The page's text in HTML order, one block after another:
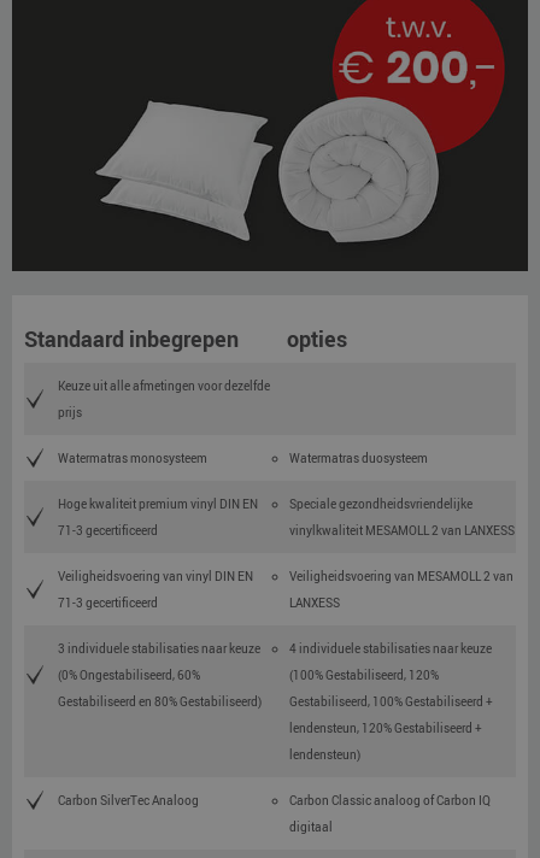
Standaard inbegrepen opties
Keuze uit alle afmetingen voor dezelfde
prijs
Watermatras monosysteem Watermatras duosysteem
Hoge kwaliteit premium vinyl DIN EN
71-3 gecertificeerd
Speciale gezondheidsvriendelijke
vinylkwaliteit MESAMOLL 2 van LANXESS
Veiligheidsvoering van vinyl DIN EN
71-3 gecertificeerd
Veiligheidsvoering van MESAMOLL 2 van
LANXESS
3 individuele stabilisaties naar keuze
(0% Ongestabiliseerd, 60%
Gestabiliseerd en 80% Gestabiliseerd)
4 individuele stabilisaties naar keuze
(100% Gestabiliseerd, 120%
Gestabiliseerd, 100% Gestabiliseerd +
lendensteun, 120% Gestabiliseerd +
lendensteun)
Carbon SilverTec Analoog
Carbon Classic analoog of Carbon IQ
digitaal